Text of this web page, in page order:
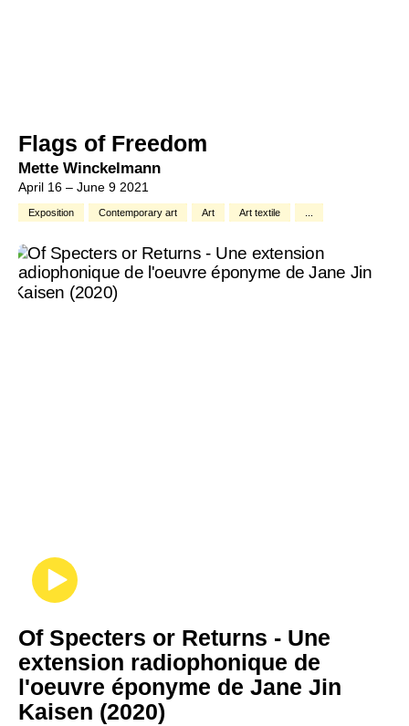
Flags of Freedom
Mette Winckelmann
April 16 – June 9 2021
Exposition Contemporary art Art Art textile
Of Specters or Returns - Une
extension radiophonique de
l'oeuvre éponyme de Jane Jin
Kaisen (2020)